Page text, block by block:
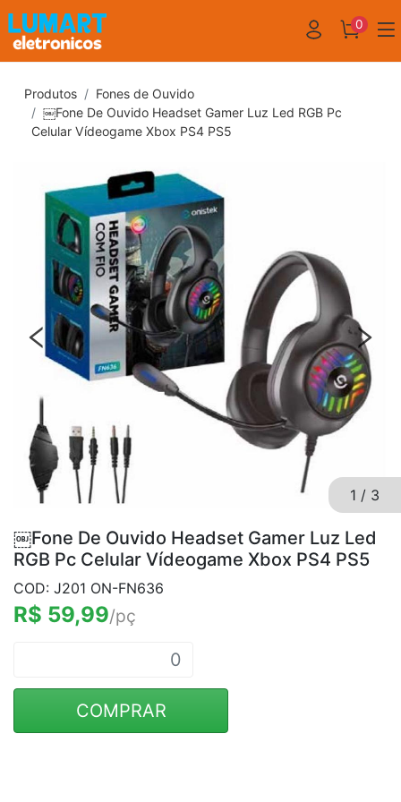
0
Produtos
Fones de Ouvido
￼Fone De Ouvido Headset Gamer Luz Led RGB Pc
Celular Vídeogame Xbox PS4 PS5
1 / 3
￼Fone De Ouvido Headset Gamer Luz Led
RGB Pc Celular Vídeogame Xbox PS4 PS5
COD: J201 ON-FN636
R$ 59,99/pç
COMPRAR